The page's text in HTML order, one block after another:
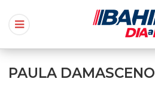
PAULA DAMASCENO